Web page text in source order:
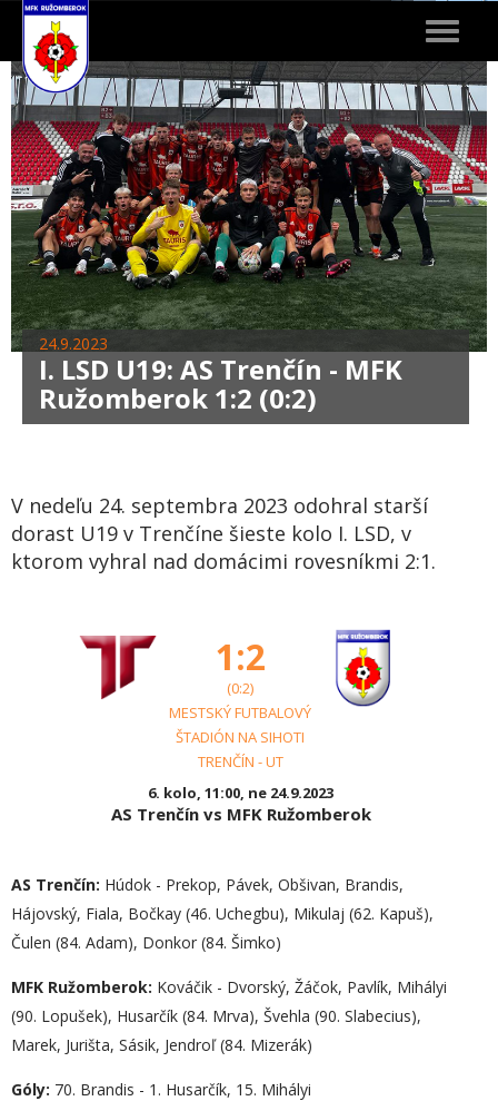
Toggle
24.9.2023
I. LSD U19: AS Trenčín - MFK
Ružomberok 1:2 (0:2)
V nedeľu 24. septembra 2023 odohral starší
dorast U19 v Trenčíne šieste kolo I. LSD, v
ktorom vyhral nad domácimi rovesníkmi 2:1.
1:2
(0:2)
MESTSKÝ FUTBALOVÝ
ŠTADIÓN NA SIHOTI
TRENČÍN - UT
6. kolo, 11:00, ne 24.9.2023
AS Trenčín vs MFK Ružomberok
AS Trenčín: Húdok - Prekop, Pávek, Obšivan, Brandis,
Hájovský, Fiala, Bočkay (46. Uchegbu), Mikulaj (62. Kapuš),
Čulen (84. Adam), Donkor (84. Šimko)
MFK Ružomberok: Kováčik - Dvorský, Žáčok, Pavlík, Mihályi
(90. Lopušek), Husarčík (84. Mrva), Švehla (90. Slabecius),
Marek, Jurišta, Sásik, Jendroľ (84. Mizerák)
Góly: 70. Brandis - 1. Husarčík, 15. Mihályi